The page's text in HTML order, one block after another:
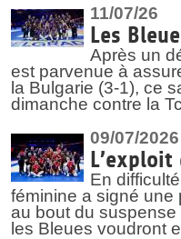
11/07/26
Les
Après un
est parvenue à
la Bulgarie (3-1), ce
dimanche contre la
09/07/2026
En
féminine a signé une
au bout du
les Bleues voudront